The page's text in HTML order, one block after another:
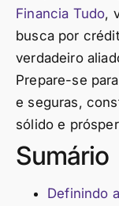
Financia Tudo,
busca por
verdadeiro
Prepare-se
e seguras,
sólido e
Sumário
Definindo